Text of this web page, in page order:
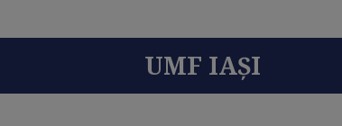
UMF IAȘI